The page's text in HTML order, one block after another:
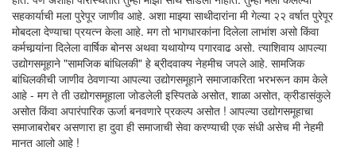
सहकार्याची मला पुरेपूर जाणीव आहे. अशा माझ्या साथीदारांना मी गेल्या २२ वर्षात पुरेपूर
मोबदला देण्याचा प्रयत्न केला आहे. मग तो भागधारकांना दिलेला लाभांश असो किंवा
कर्मचार्‍यांना दिलेला वार्षिक बोनस अथवा यथायोग्य पगारवाढ असो. त्याशिवाय आपल्या
उद्योगसमूहाने "सामजिक बांधिलकी" हे ब्रीदवाक्य नेहमीच जपले आहे. सामजिक
बांधिलकीची जाणीव ठेवणाऱ्या आपल्या उद्योगसमूहाने समाजाकरिता भरभरून काम केले
आहे - मग ते ती उद्योगसमूहाला जोडलेली इस्पितळे असोत, शाळा असोत, क्रीडासंकुले
असोत किंवा अपारंपारिक ऊर्जा बनवणारे प्रकल्प असोत ! आपल्या उद्योगसमूहाचा
समाजाबरोबर असणारा हा दुवा ही समाजाची सेवा करण्याची एक संधी असेच मी नेहमी
मानत आलो आहे !